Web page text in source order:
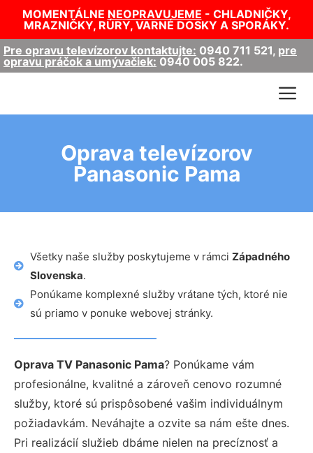
MOMENTÁLNE NEOPRAVUJEME - CHLADNIČKY,
MRAZNIČKY, RÚRY, VARNÉ DOSKY A SPORÁKY.
Pre opravu televízorov kontaktujte: 0940 711 521, pre
opravu práčok a umývačiek: 0940 005 822.
Oprava televízorov
Panasonic Pama
Všetky naše služby poskytujeme v rámci Západného
Slovenska.
Ponúkame komplexné služby vrátane tých, ktoré nie
sú priamo v ponuke webovej stránky.
Oprava TV Panasonic Pama? Ponúkame vám
profesionálne, kvalitné a zároveň cenovo rozumné
služby, ktoré sú prispôsobené vašim individuálnym
požiadavkám. Neváhajte a ozvite sa nám ešte dnes.
Pri realizácií služieb dbáme nielen na precíznosť a